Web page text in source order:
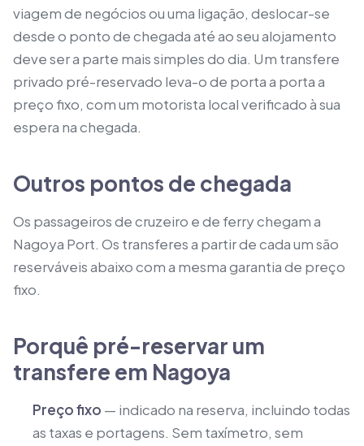
viagem de negócios ou uma ligação, deslocar-se
desde o ponto de chegada até ao seu alojamento
deve ser a parte mais simples do dia. Um transfere
privado pré-reservado leva-o de porta a porta a
preço fixo, com um motorista local verificado à sua
espera na chegada.
Outros pontos de chegada
Os passageiros de cruzeiro e de ferry chegam a
Nagoya Port. Os transferes a partir de cada um são
reserváveis abaixo com a mesma garantia de preço
fixo.
Porquê pré-reservar um
transfere em Nagoya
Preço fixo — indicado na reserva, incluindo todas
as taxas e portagens. Sem taxímetro, sem